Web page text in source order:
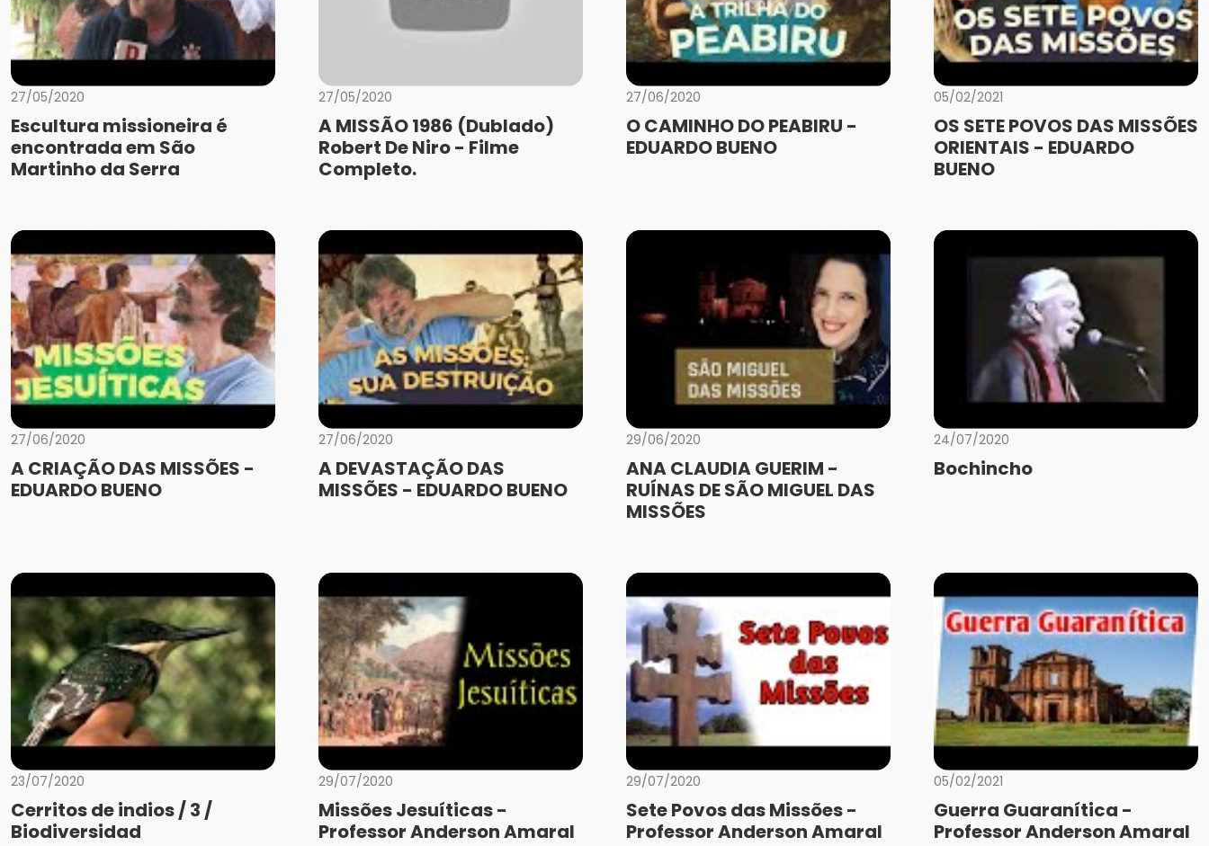
27/05/2020
Escultura missioneira é
encontrada em São
Martinho da Serra
27/05/2020
A MISSÃO 1986 (Dublado)
Robert De Niro - Filme
Completo.
27/06/2020
O CAMINHO DO PEABIRU -
EDUARDO BUENO
05/02/2021
OS SETE POVOS DAS MISSÕES
ORIENTAIS - EDUARDO
BUENO
27/06/2020
A CRIAÇÃO DAS MISSÕES -
EDUARDO BUENO
27/06/2020
A DEVASTAÇÃO DAS
MISSÕES - EDUARDO BUENO
29/06/2020
ANA CLAUDIA GUERIM -
RUÍNAS DE SÃO MIGUEL DAS
MISSÕES
24/07/2020
Bochincho
23/07/2020
Cerritos de indios / 3 /
Biodiversidad
29/07/2020
Missões Jesuíticas -
Professor Anderson Amaral
29/07/2020
Sete Povos das Missões -
Professor Anderson Amaral
05/02/2021
Guerra Guaranítica -
Professor Anderson Amaral